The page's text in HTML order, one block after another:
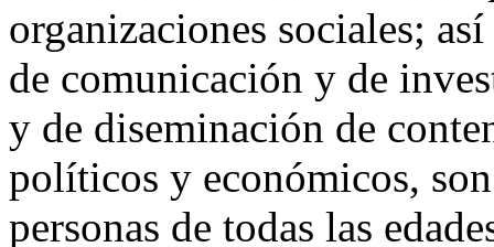
organizaciones sociales;
de comunicación y de
y de diseminación de
políticos y económicos,
personas de todas las